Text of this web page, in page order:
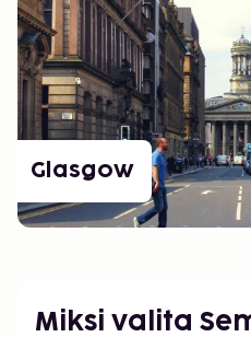
Glasgow
Miksi valita